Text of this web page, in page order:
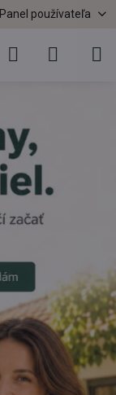
Panel používateľa